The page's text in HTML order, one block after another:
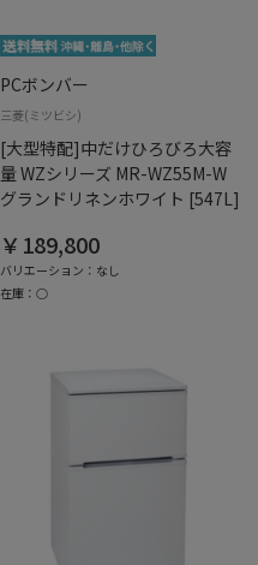
PCボンバー
三菱(ミツビシ)
[大型特配]中だけひろびろ大容
量 WZシリーズ MR-WZ55M-W
グランドリネンホワイト [547L]
￥189,800
バリエーション：なし
在庫：○